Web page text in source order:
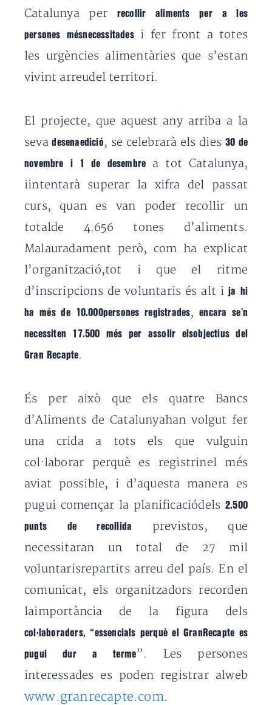
Catalunya per
recollir aliments per a les
persones mésnecessitadesi fer front a totes
les urgències alimentàries que s’estan
vivint arreudel territori.
El projecte, que aquest any arriba a la
sevadesenaedició , se celebrarà els dies 30 de
novembre i 1 de desembre a tot Catalunya,
iintentarà superar la xifra del passat
curs, quan es van poder recollir un
totalde 4.656 tones d’aliments.
Malauradament però, com ha explicat
l’organització,tot i que el ritme
d’inscripcions de voluntaris és alt ija hi
ha més de 10.000persones registrades,encara se’n
necessiten 17.500 més per assolir elsobjectius del
Gran Recapte.
És per això que els quatre Bancs
d’Aliments de Catalunyahan volgut fer
una crida a tots els que vulguin
col·laborar perquè es registrinel més
aviat possible, i d’aquesta manera es
pugui començar la planificaciódels 2.500
punts de recollida previstos, que
necessitaran un total de 27 mil
voluntarisrepartits arreu del país. En el
comunicat, els organitzadors recorden
laimportància de la figura dels
col·laboradors, “essencials perquè el GranRecapte es
pugui dur a terme”. Les persones
interessades es poden registrar alweb
www.granrecapte.com.